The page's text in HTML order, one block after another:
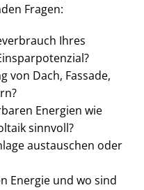
Fragen:
Ihres
von Dach, Fassade,
Energien wie
sinnvoll?
austauschen oder
Energie und wo sind